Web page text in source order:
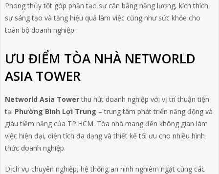
Phong thủy tốt góp phần tạo sự cân bằng năng lượng, kích thích
sự sáng tạo và tăng hiệu quả làm việc cũng như sức khỏe cho
toàn bộ doanh nghiệp.
ƯU ĐIỂM TÒA NHÀ NETWORLD
ASIA TOWER
Networld Asia Towerthu hút doanh nghiệp với vị trí thuận tiện
tại Phường Bình Lợi Trung – trung tâm phát triển năng động và
giàu tiềm năng của TP.HCM. Tòa nhà mang đến không gian làm
việc hiện đại, diện tích đa dạng và thiết kế tối ưu cho nhiều hình
thức doanh nghiệp.
Dịch vụ chuyên nghiệp, hệ thống an ninh nghiêm ngặt cùng các